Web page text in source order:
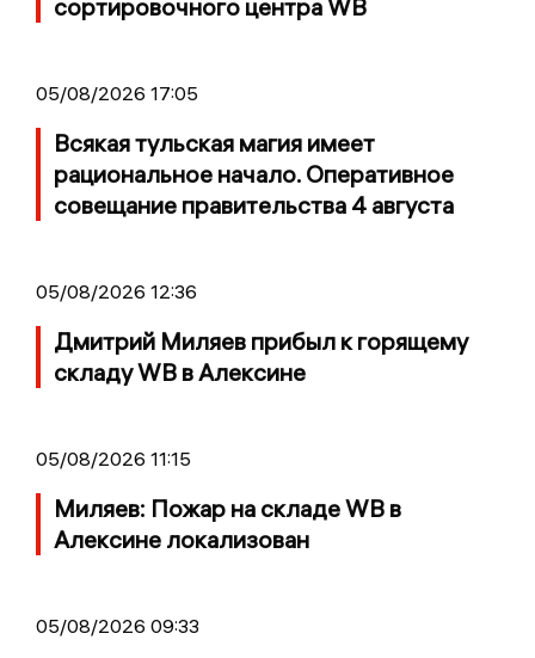
сортировочного центра WB
05/08/2026 17:05
Всякая тульская магия имеет
рациональное начало. Оперативное
совещание правительства 4 августа
05/08/2026 12:36
Дмитрий Миляев прибыл к горящему
складу WB в Алексине
05/08/2026 11:15
Миляев: Пожар на складе WB в
Алексине локализован
05/08/2026 09:33